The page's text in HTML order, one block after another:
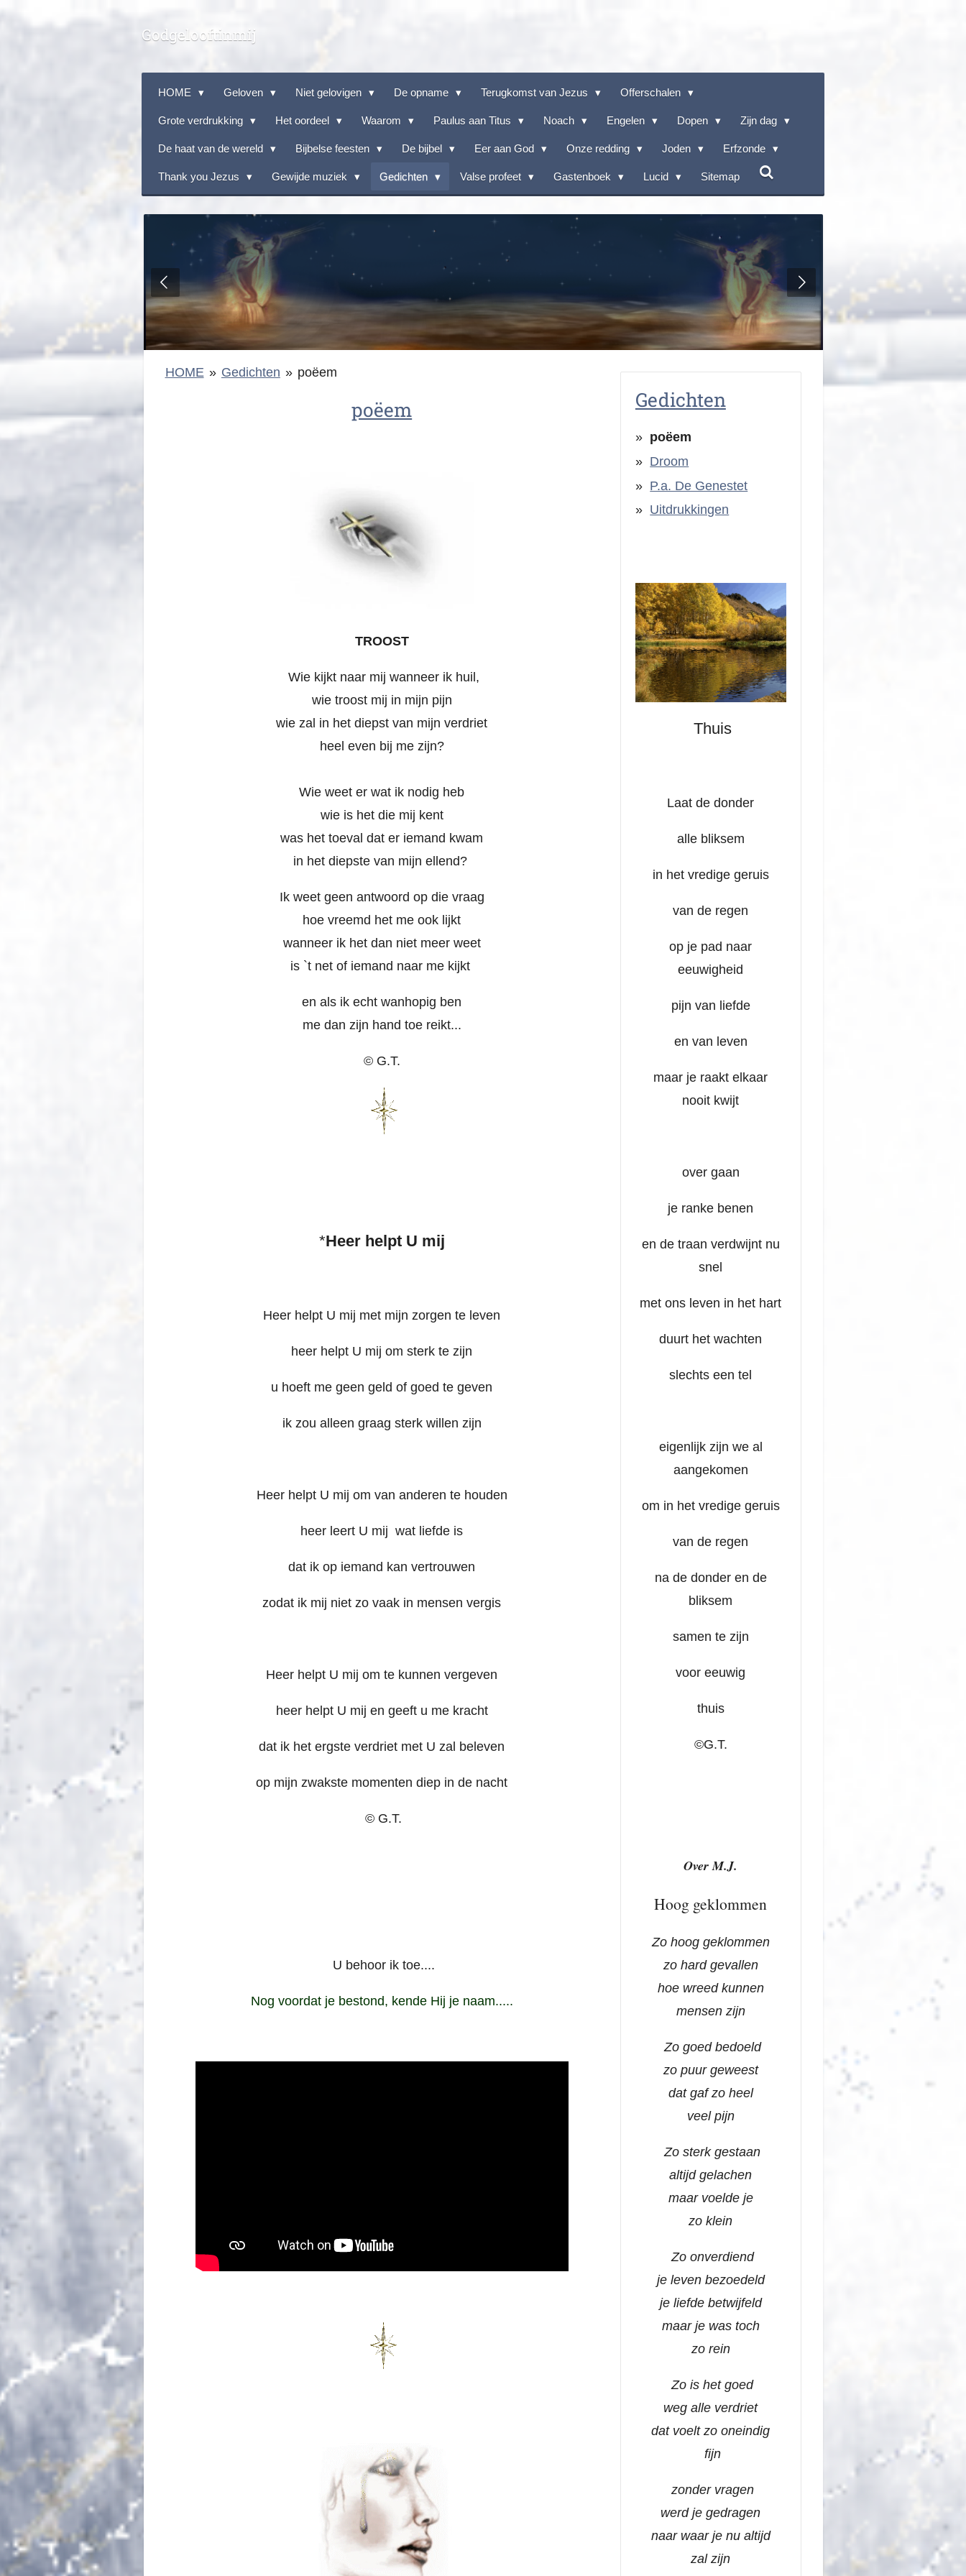
Godgelooftinmij
HOME Geloven Niet gelovigen De opname Terugkomst van Jezus Offerschalen
Grote verdrukking Het oordeel Waarom Paulus aan Titus Noach Engelen Dopen Zijn dag
De haat van de wereld Bijbelse feesten De bijbel Eer aan God Onze redding Joden Erfzonde
Thank you Jezus Gewijde muziek Gedichten Valse profeet Gastenboek Lucid Sitemap
HOME » Gedichten » poëem
poëem
TROOST
Wie kijkt naar mij wanneer ik huil,
wie troost mij in mijn pijn
wie zal in het diepst van mijn verdriet
heel even bij me zijn?
Wie weet er wat ik nodig heb
wie is het die mij kent
was het toeval dat er iemand kwam
in het diepste van mijn ellend?
Ik weet geen antwoord op die vraag
hoe vreemd het me ook lijkt
wanneer ik het dan niet meer weet
is `t net of iemand naar me kijkt
en als ik echt wanhopig ben
me dan zijn hand toe reikt...
© G.T.
*Heer helpt U mij
Heer helpt U mij met mijn zorgen te leven
heer helpt U mij om sterk te zijn
u hoeft me geen geld of goed te geven
ik zou alleen graag sterk willen zijn
Heer helpt U mij om van anderen te houden
heer leert U mij wat liefde is
dat ik op iemand kan vertrouwen
zodat ik mij niet zo vaak in mensen vergis
Heer helpt U mij om te kunnen vergeven
heer helpt U mij en geeft u me kracht
dat ik het ergste verdriet met U zal beleven
op mijn zwakste momenten diep in de nacht
© G.T.
U behoor ik toe....
Nog voordat je bestond, kende Hij je naam.....
Gedichten
poëem
Droom
P.a. De Genestet
Uitdrukkingen
Thuis
Laat de donder
alle bliksem
in het vredige geruis
van de regen
op je pad naar
eeuwigheid
pijn van liefde
en van leven
maar je raakt elkaar
nooit kwijt
over gaan
je ranke benen
en de traan verdwijnt nu
snel
met ons leven in het hart
duurt het wachten
slechts een tel
eigenlijk zijn we al
aangekomen
om in het vredige geruis
van de regen
na de donder en de
bliksem
samen te zijn
voor eeuwig
thuis
©G.T.
Over M.J.
Hoog geklommen
Zo hoog geklommen
zo hard gevallen
hoe wreed kunnen
mensen zijn
Zo goed bedoeld
zo puur geweest
dat gaf zo heel
veel pijn
Zo sterk gestaan
altijd gelachen
maar voelde je
zo klein
Zo onverdiend
je leven bezoedeld
je liefde betwijfeld
maar je was toch
zo rein
Zo is het goed
weg alle verdriet
dat voelt zo oneindig
fijn
zonder vragen
werd je gedragen
naar waar je nu altijd
zal zijn